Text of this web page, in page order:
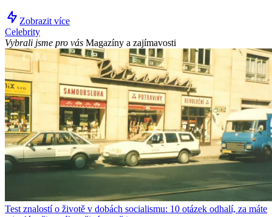
Zobrazit více
Celebrity
Vybrali jsme pro vás Magazíny a zajímavosti
Test znalostí o životě v dobách socialismu: 10 otázek odhalí, za máte